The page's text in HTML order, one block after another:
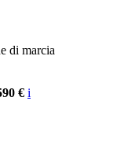
di marcia
€ i